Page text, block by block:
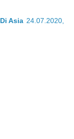
Asia 24.07.2020,